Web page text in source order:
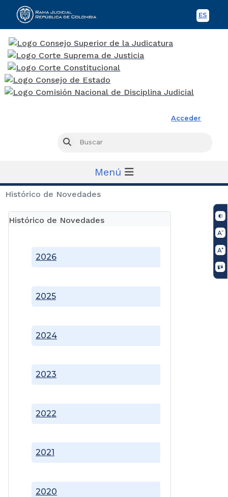
ES
Acceder
Buscar
Menú
Histórico de Novedades
Histórico de Novedades
2020
2021
2022
2023
2024
2025
2026